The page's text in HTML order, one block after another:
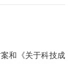
和《关于科技成